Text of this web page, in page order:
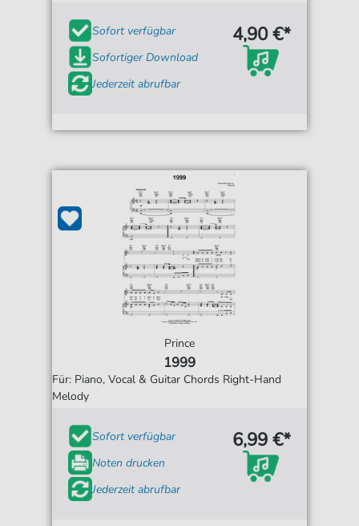
Sofort verfügbar
Sofortiger Download
Jederzeit abrufbar
4,90 €*
Prince
1999
Für: Piano, Vocal & Guitar Chords Right-Hand
Melody
Sofort verfügbar
Noten drucken
Jederzeit abrufbar
6,99 €*